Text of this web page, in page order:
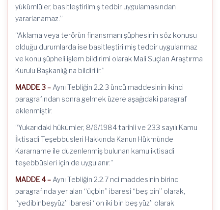
yükümlüler, basitleştirilmiş tedbir uygulamasından
yararlanamaz.”
“Aklama veya terörün finansmanı şüphesinin söz konusu
olduğu durumlarda ise basitleştirilmiş tedbir uygulanmaz
ve konu şüpheli işlem bildirimi olarak Mali Suçları Araştırma
Kurulu Başkanlığına bildirilir.”
MADDE 3 – Aynı Tebliğin 2.2.3 üncü maddesinin ikinci
paragrafından sonra gelmek üzere aşağıdaki paragraf
eklenmiştir.
“Yukarıdaki hükümler, 8/6/1984 tarihli ve 233 sayılı Kamu
İktisadi Teşebbüsleri Hakkında Kanun Hükmünde
Kararname ile düzenlenmiş bulunan kamu iktisadi
teşebbüsleri için de uygulanır.”
MADDE 4 – Aynı Tebliğin 2.2.7 nci maddesinin birinci
paragrafında yer alan “üçbin” ibaresi “beş bin” olarak,
“yedibinbeşyüz” ibaresi “on iki bin beş yüz” olarak